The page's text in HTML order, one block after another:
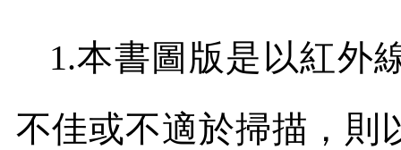
1.本書圖版是以紅外
不佳或不適於掃描，則